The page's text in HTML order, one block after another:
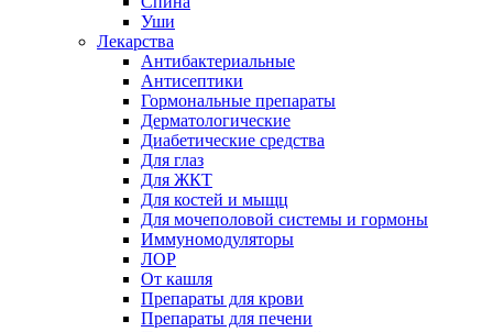
Уши
Лекарства
Антибактериальные
Антисептики
Гормональные препараты
Дерматологические
Диабетические средства
Для глаз
Для ЖКТ
Для костей и мыщц
Для мочеполовой системы и гормоны
Иммуномодуляторы
ЛОР
От кашля
Препараты для крови
Препараты для печени